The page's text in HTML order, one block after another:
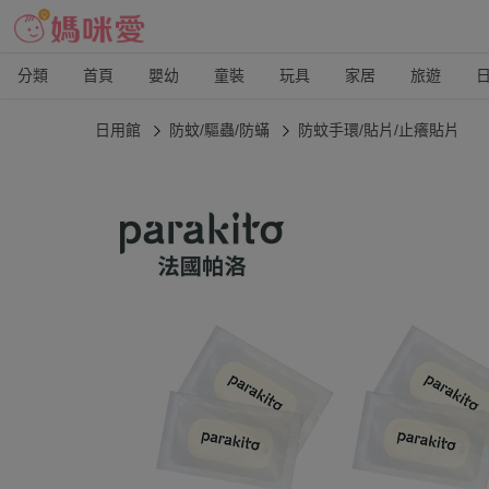
分類 首頁 嬰幼 童裝 玩具 家居 旅遊
日用館 防蚊/驅蟲/防蟎 防蚊手環/貼片/止癢貼片